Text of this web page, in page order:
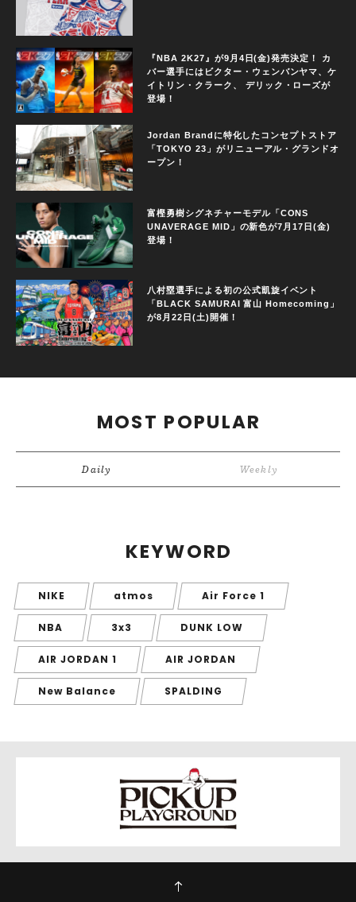
『NBA 2K27』が9月4日(金)発売決定！ カ
バー選手にはビクター・ウェンバンヤマ、ケ
イトリン・クラーク、 デリック・ローズが
登場！
Jordan Brandに特化したコンセプトストア
「TOKYO 23」がリニューアル・グランドオ
ープン！
富樫勇樹シグネチャーモデル「CONS
UNAVERAGE MID」の新色が7月17日(金)
登場！
八村塁選手による初の公式凱旋イベント
「BLACK SAMURAI 富山 Homecoming」
が8月22日(土)開催！
MOST POPULAR
Daily Weekly
KEYWORD
NIKE atmos Air Force 1
NBA 3x3 DUNK LOW
AIR JORDAN 1 AIR JORDAN
New Balance SPALDING